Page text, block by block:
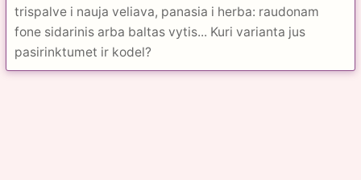
trispalve i nauja veliava, panasia i herba: raudonam
fone sidarinis arba baltas vytis... Kuri varianta jus
pasirinktumet ir kodel?